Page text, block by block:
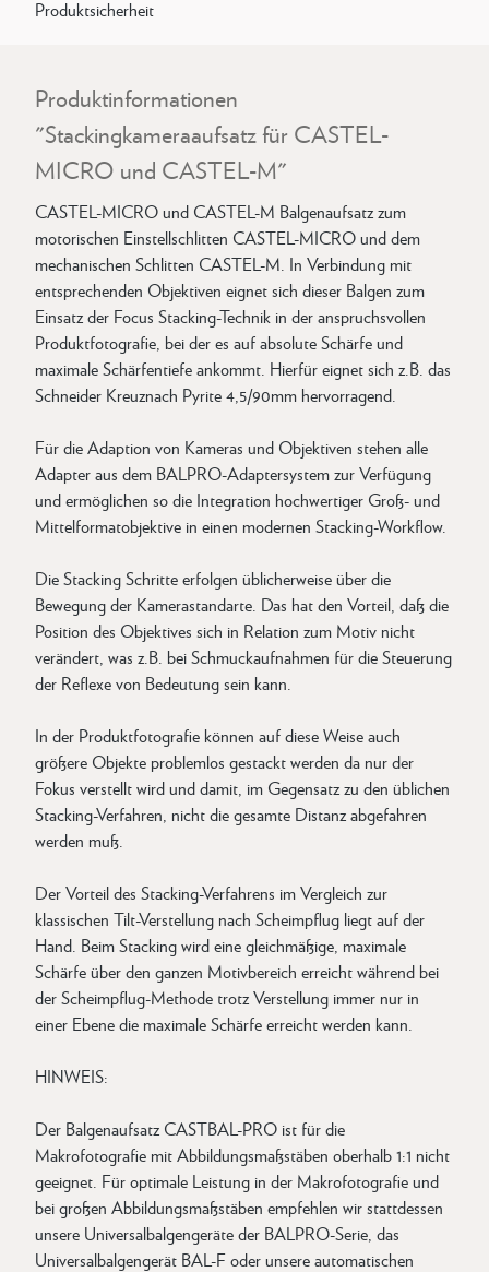
Produktsicherheit
Produktinformationen
"Stackingkameraaufsatz für CASTEL-
MICRO und CASTEL-M"
CASTEL-MICRO und CASTEL-M Balgenaufsatz zum
motorischen Einstellschlitten CASTEL-MICRO und dem
mechanischen Schlitten CASTEL-M. In Verbindung mit
entsprechenden Objektiven eignet sich dieser Balgen zum
Einsatz der Focus Stacking-Technik in der anspruchsvollen
Produktfotografie, bei der es auf absolute Schärfe und
maximale Schärfentiefe ankommt. Hierfür eignet sich z.B. das
Schneider Kreuznach Pyrite 4,5/90mm hervorragend.
Für die Adaption von Kameras und Objektiven stehen alle
Adapter aus dem BALPRO-Adaptersystem zur Verfügung
und ermöglichen so die Integration hochwertiger Groß- und
Mittelformatobjektive in einen modernen Stacking-Workflow.
Die Stacking Schritte erfolgen üblicherweise über die
Bewegung der Kamerastandarte. Das hat den Vorteil, daß die
Position des Objektives sich in Relation zum Motiv nicht
verändert, was z.B. bei Schmuckaufnahmen für die Steuerung
der Reflexe von Bedeutung sein kann.
In der Produktfotografie können auf diese Weise auch
größere Objekte problemlos gestackt werden da nur der
Fokus verstellt wird und damit, im Gegensatz zu den üblichen
Stacking-Verfahren, nicht die gesamte Distanz abgefahren
werden muß.
Der Vorteil des Stacking-Verfahrens im Vergleich zur
klassischen Tilt-Verstellung nach Scheimpflug liegt auf der
Hand. Beim Stacking wird eine gleichmäßige, maximale
Schärfe über den ganzen Motivbereich erreicht während bei
der Scheimpflug-Methode trotz Verstellung immer nur in
einer Ebene die maximale Schärfe erreicht werden kann.
HINWEIS:
Der Balgenaufsatz CASTBAL-PRO ist für die
Makrofotografie mit Abbildungsmaßstäben oberhalb 1:1 nicht
geeignet. Für optimale Leistung in der Makrofotografie und
bei großen Abbildungsmaßstäben empfehlen wir stattdessen
unsere Universalbalgengeräte der BALPRO-Serie, das
Universalbalgengerät BAL-F oder unsere automatischen